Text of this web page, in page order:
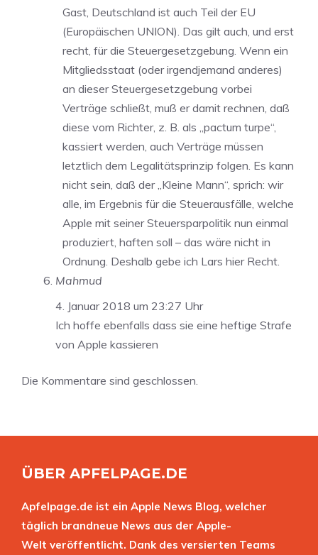
Gast, Deutschland ist auch Teil der EU
(Europäischen UNION). Das gilt auch, und erst
recht, für die Steuergesetzgebung. Wenn ein
Mitgliedsstaat (oder irgendjemand anderes)
an dieser Steuergesetzgebung vorbei
Verträge schließt, muß er damit rechnen, daß
diese vom Richter, z. B. als „pactum turpe“,
kassiert werden, auch Verträge müssen
letztlich dem Legalitätsprinzip folgen. Es kann
nicht sein, daß der „Kleine Mann“, sprich: wir
alle, im Ergebnis für die Steuerausfälle, welche
Apple mit seiner Steuersparpolitik nun einmal
produziert, haften soll – das wäre nicht in
Ordnung. Deshalb gebe ich Lars hier Recht.
Mahmud
4. Januar 2018 um 23:27 Uhr
Ich hoffe ebenfalls dass sie eine heftige Strafe
von Apple kassieren
Die Kommentare sind geschlossen.
ÜBER APFELPAGE.DE
Apfelpage.de ist ein Apple News Blog, welcher
täglich brandneue News aus der Apple-
Welt veröffentlicht. Dank des versierten Teams